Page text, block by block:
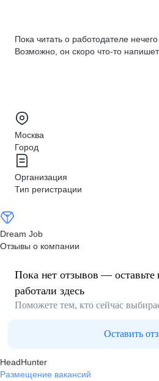
Пока читать о работодателе нечего
Возможно, он скоро что‑то напишет
Москва
Город
Организация
Тип регистрации
Dream Job
Отзывы о компании
Пока нет отзывов — оставьте
работали здесь
Поможете тем, кто сейчас
Оставить
HeadHunter
Размещение вакансий